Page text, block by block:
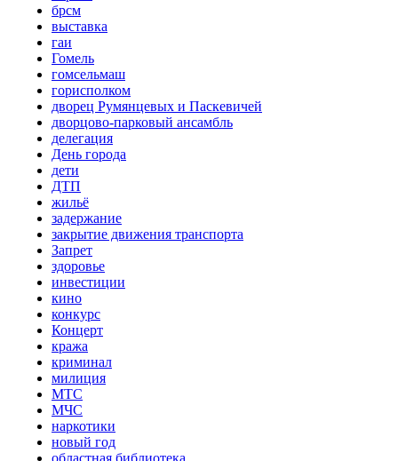
брсм
выставка
гаи
Гомель
гомсельмаш
горисполком
дворец Румянцевых и Паскевичей
дворцово-парковый ансамбль
делегация
День города
дети
ДТП
жильё
задержание
закрытие движения транспорта
Запрет
здоровье
инвестиции
кино
конкурс
Концерт
кража
криминал
милиция
МТС
МЧС
наркотики
новый год